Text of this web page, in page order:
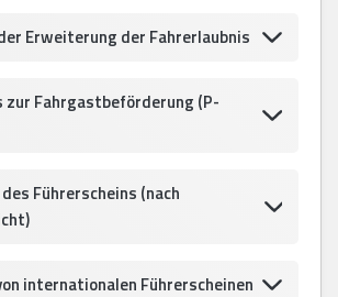
Erweiterung der Fahrerlaubnis
zur Fahrgastbeförderung (P-
Führerscheins (nach
internationalen Führerscheinen